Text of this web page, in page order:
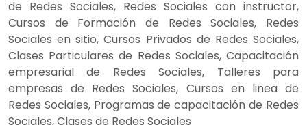
de Redes Sociales, Redes Sociales con instructor,
Cursos de Formación de Redes Sociales, Redes
Sociales en sitio, Cursos Privados de Redes Sociales,
Clases Particulares de Redes Sociales, Capacitación
empresarial de Redes Sociales, Talleres para
empresas de Redes Sociales, Cursos en linea de
Redes Sociales, Programas de capacitación de Redes
Sociales, Clases de Redes Sociales